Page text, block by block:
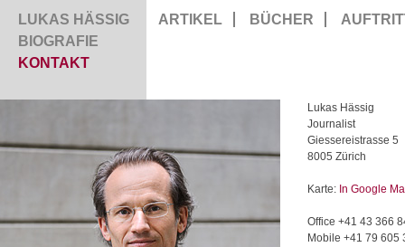
LUKAS HÄSSIG
BIOGRAFIE
KONTAKT
ARTIKEL BÜCHER
Lukas Hässig
Journalist
Giessereistrasse 5
8005 Zürich
Karte: In Google
Office +41 43 366
Mobile +41 79 605